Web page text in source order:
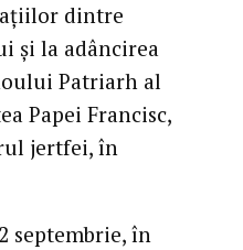
dintre
și la adâncirea
Patriarh al
Papei Francisc,
jertfei, în
septembrie, în